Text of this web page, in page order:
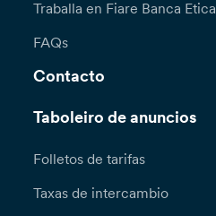
Traballa en Fiare Banca Etica
FAQs
Contacto
Taboleiro de anuncios
Folletos de tarifas
Taxas de intercambio